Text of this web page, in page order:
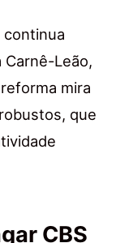
continua
Carnê-Leão,
mira
que
CBS